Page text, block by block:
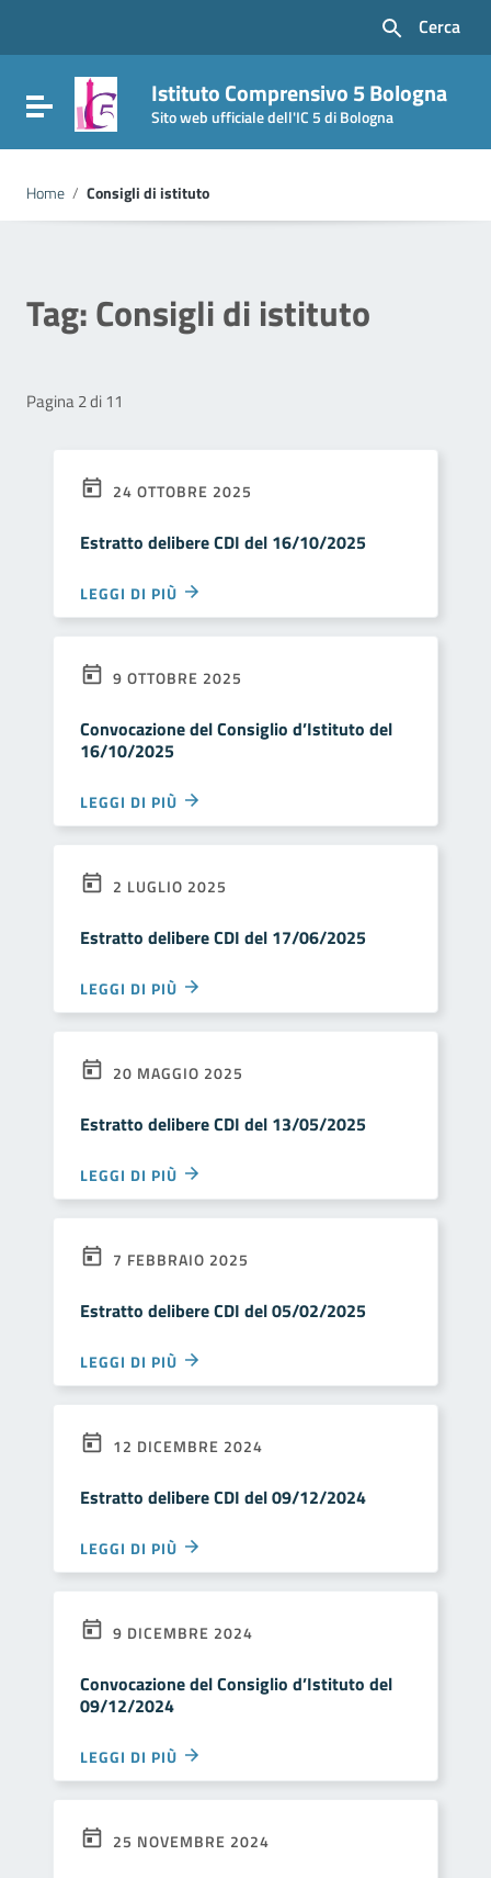
Vai al footer
Cerca
Attiva / disattiva la navigazione
Istituto Comprensivo 5 Bologna
Sito web ufficiale dell'IC 5 di Bologna
Home / Consigli di istituto
Tag:Consigli di istituto
Pagina 2 di 11
24 OTTOBRE 2025
Estratto delibere CDI del 16/10/2025
LEGGI DI PIÙ
9 OTTOBRE 2025
Convocazione del Consiglio d’Istituto del
16/10/2025
LEGGI DI PIÙ
2 LUGLIO 2025
Estratto delibere CDI del 17/06/2025
LEGGI DI PIÙ
20 MAGGIO 2025
Estratto delibere CDI del 13/05/2025
LEGGI DI PIÙ
7 FEBBRAIO 2025
Estratto delibere CDI del 05/02/2025
LEGGI DI PIÙ
12 DICEMBRE 2024
Estratto delibere CDI del 09/12/2024
LEGGI DI PIÙ
9 DICEMBRE 2024
Convocazione del Consiglio d’Istituto del
09/12/2024
LEGGI DI PIÙ
25 NOVEMBRE 2024